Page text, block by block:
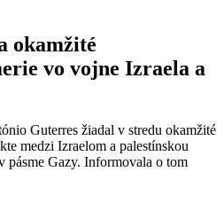
okamžité
vo vojne Izraela a
Guterres žiadal v stredu okamžité
medzi Izraelom a palestínskou
pásme Gazy. Informovala o tom